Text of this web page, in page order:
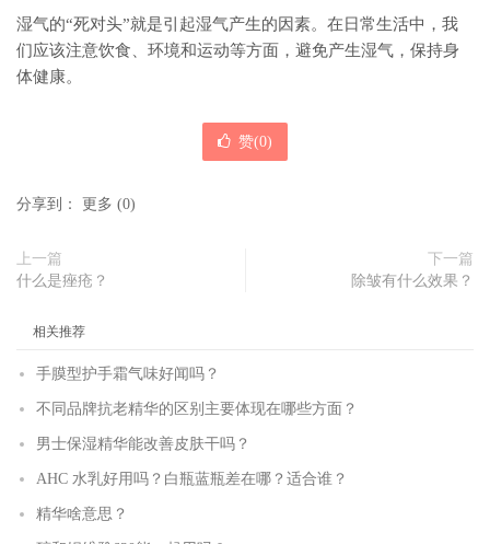
湿气的“死对头”就是引起湿气产生的因素。在日常生活中，我
们应该注意饮食、环境和运动等方面，避免产生湿气，保持身
体健康。
赞(0)
分享到： 更多 (0)
上一篇
什么是痤疮？
下一篇
除皱有什么效果？
相关推荐
手膜型护手霜气味好闻吗？
不同品牌抗老精华的区别主要体现在哪些方面？
男士保湿精华能改善皮肤干吗？
AHC 水乳好用吗？白瓶蓝瓶差在哪？适合谁？
精华啥意思？